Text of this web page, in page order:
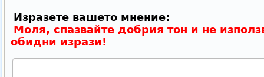
Изразете вашето мнение:
Моля, спазвайте добрия тон и не
обидни изрази!